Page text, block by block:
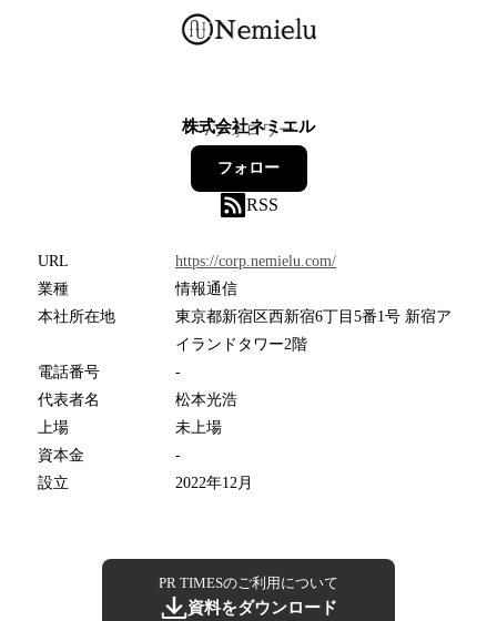
株式会社ネミエル
7フォロワー
フォロー
RSS
URL
https://corp.nemielu.com/
業種
情報通信
本社所在地
東京都新宿区西新宿6丁目5番1号 新宿ア
イランドタワー2階
電話番号
-
代表者名
松本光浩
上場
未上場
資本金
-
設立
2022年12月
PR TIMESのご利用について
資料をダウンロード